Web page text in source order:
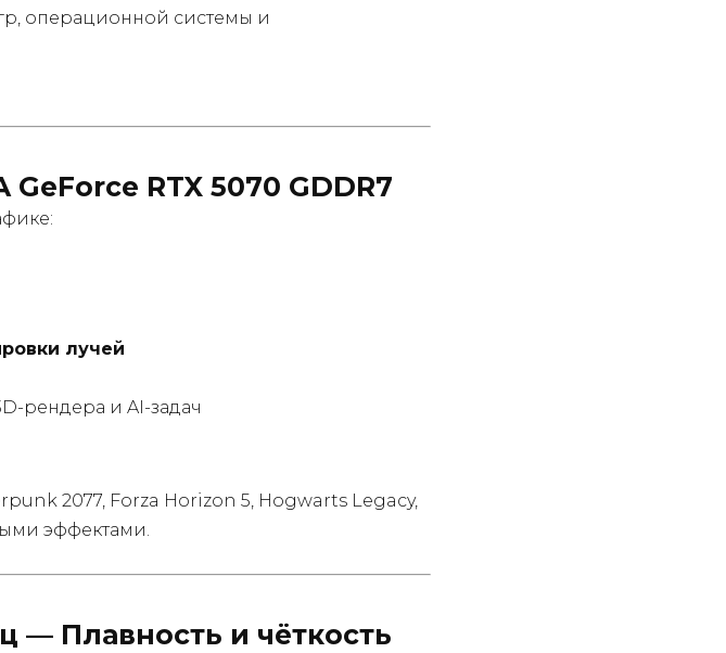
операционной системы и
RTX 5070 GDDR7
лучей
рендера и AI-задач
2077, Forza Horizon 5, Hogwarts Legacy,
эффектами.
— Плавность и чёткость